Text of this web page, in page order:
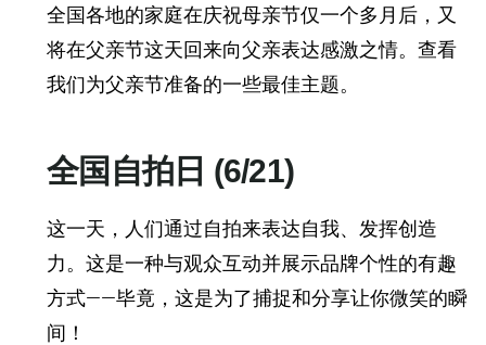
全国各地的家庭在庆祝母亲节仅一个多月后，又
将在父亲节这天回来向父亲表达感激之情。查看
我们为父亲节准备的一些最佳主题。
全国自拍日 (6/21)
这一天，人们通过自拍来表达自我、发挥创造
力。这是一种与观众互动并展示品牌个性的有趣
方式——毕竟，这是为了捕捉和分享让你微笑的瞬
间！